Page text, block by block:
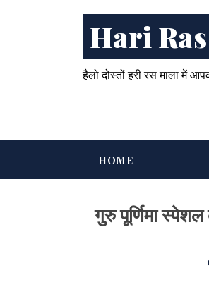
Hari
हैलो दोस्तों हरी रस माला में
HOME
गुरु पूर्णिमा